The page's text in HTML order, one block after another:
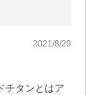
84) バ
2021/8/29
チタンとはア